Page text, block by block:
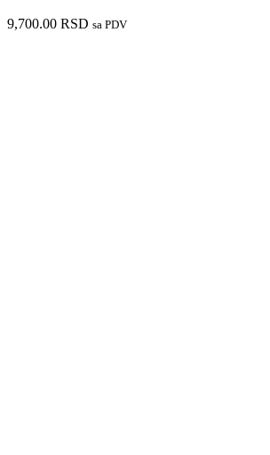
9,700.00 RSD sa PDV